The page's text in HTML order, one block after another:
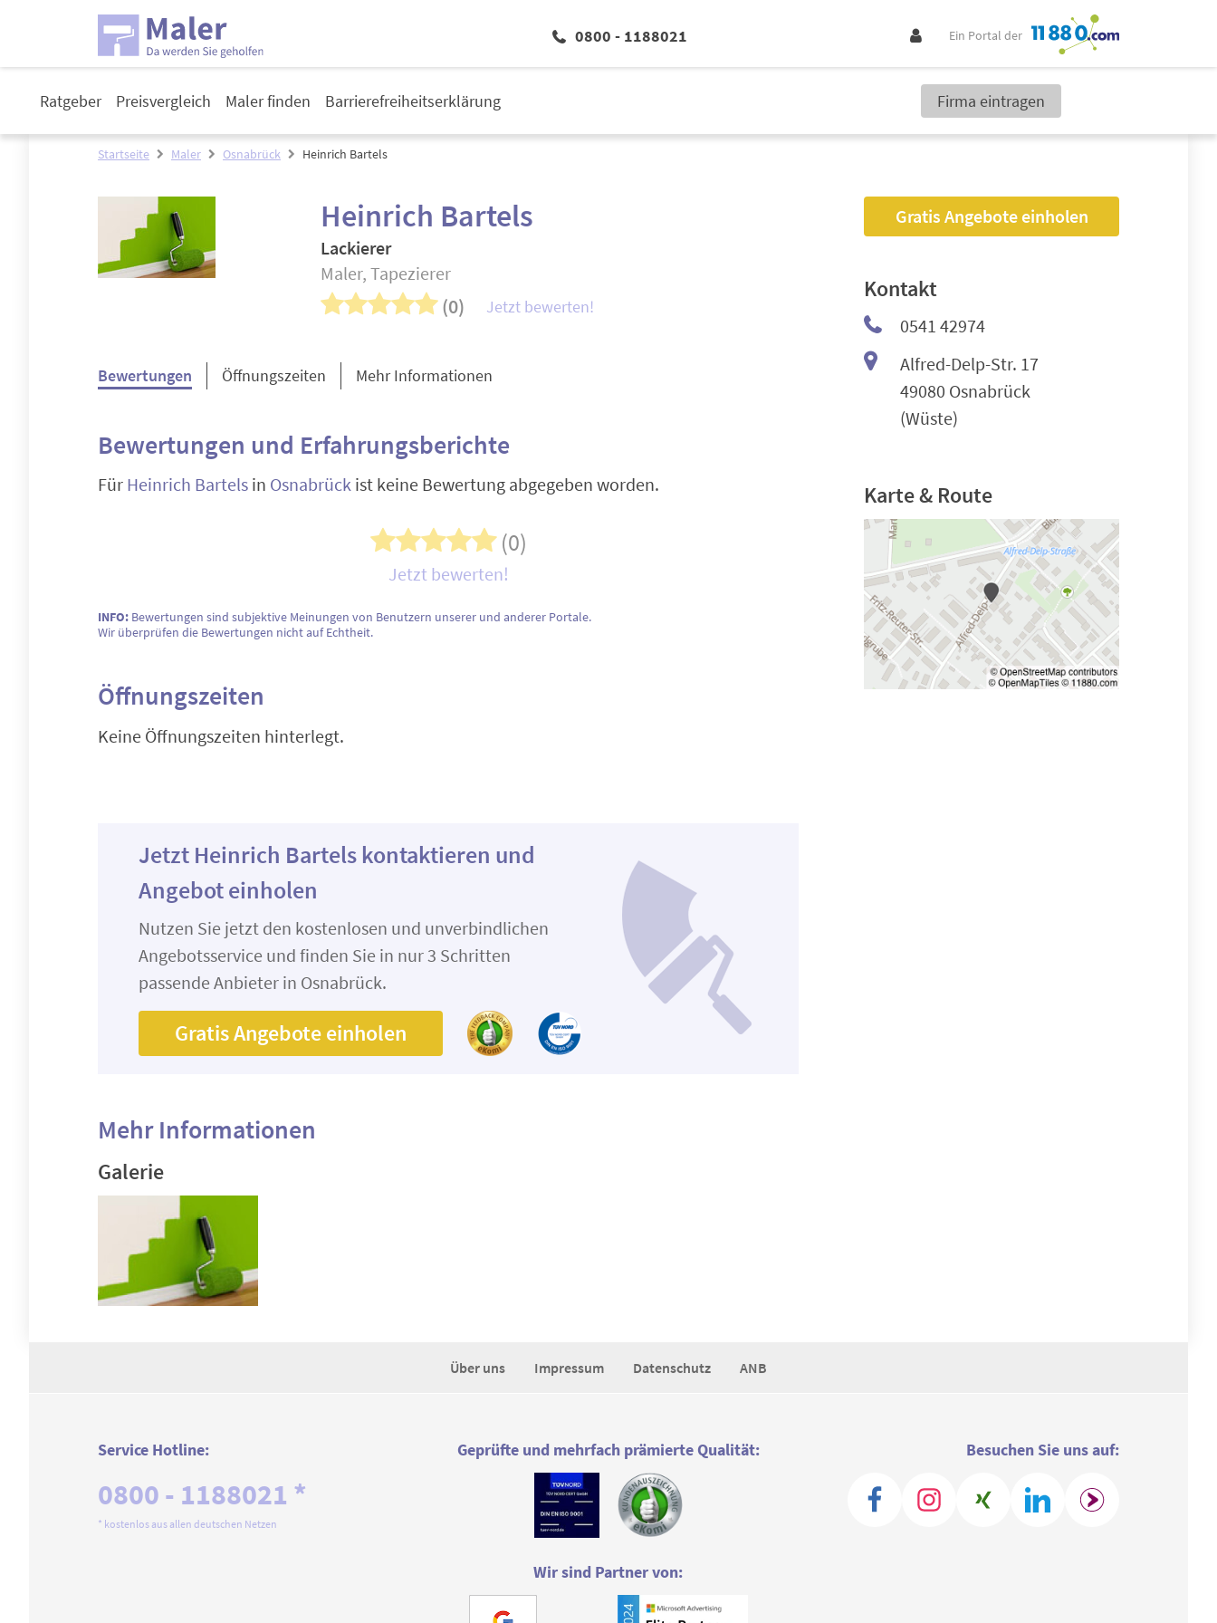
0800 - 1188021 Ein Portal der
Ratgeber Preisvergleich Maler finden Barrierefreiheitserklärung Firma eintragen
Startseite Maler Osnabrück Heinrich Bartels
Heinrich Bartels
Lackierer
Maler, Tapezierer
(0) Jetzt bewerten!
Bewertungen Öffnungszeiten Mehr Informationen
Bewertungen und Erfahrungsberichte
Für Heinrich Bartels in Osnabrück ist keine Bewertung abgegeben worden.
(0)
Jetzt bewerten!
INFO: Bewertungen sind subjektive Meinungen von Benutzern unserer und anderer Portale.
Wir überprüfen die Bewertungen nicht auf Echtheit.
Öffnungszeiten
Keine Öffnungszeiten hinterlegt.
Jetzt Heinrich Bartels kontaktieren und
Angebot einholen
Nutzen Sie jetzt den kostenlosen und unverbindlichen
Angebotsservice und finden Sie in nur 3 Schritten
passende Anbieter in Osnabrück.
Gratis Angebote einholen
Mehr Informationen
Galerie
Gratis Angebote einholen
Kontakt
0541 42974
Alfred-Delp-Str. 17
49080 Osnabrück
(Wüste)
Karte & Route
Über uns Impressum Datenschutz ANB
Service Hotline:
0800 - 1188021 *
* kostenlos aus allen deutschen Netzen
Besuchen Sie uns auf:
Geprüfte und mehrfach prämierte Qualität:
Wir sind Partner von: